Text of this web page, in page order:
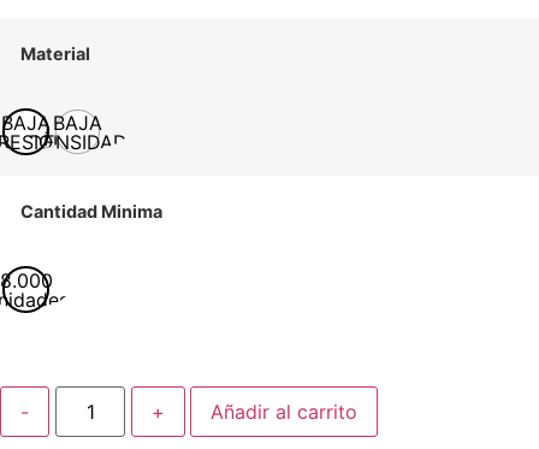
Material
BAJABAJA
DENSIDAD
Cantidad Minima
8.000
- + Añadir al carrito